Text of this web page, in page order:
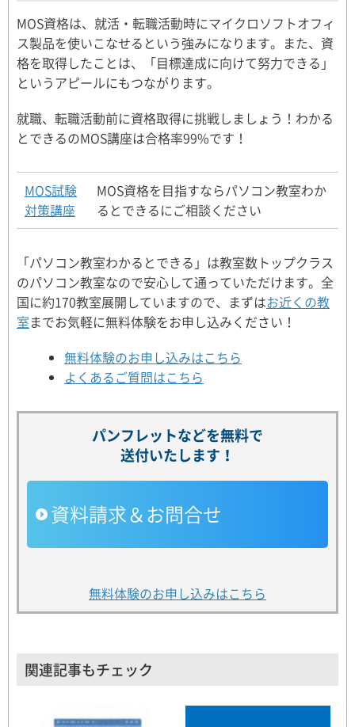
MOS資格は、就活・転職活動時にマイクロソフトオフィ
ス製品を使いこなせるという強みになります。また、資
格を取得したことは、「目標達成に向けて努力できる」
というアピールにもつながります。
就職、転職活動前に資格取得に挑戦しましょう！わかる
とできるのMOS講座は合格率99%です！
MOS試験
対策講座
MOS資格を目指すならパソコン教室わか
るとできるにご相談ください
「パソコン教室わかるとできる」は教室数トップクラス
のパソコン教室なので安心して通っていただけます。全
国に約170教室展開していますので、まずはお近くの教
室までお気軽に無料体験をお申し込みください！
無料体験のお申し込みはこちら
よくあるご質問はこちら
パンフレットなどを無料で
送付いたします！
資料請求＆お問合せ
無料体験のお申し込みはこちら
関連記事もチェック